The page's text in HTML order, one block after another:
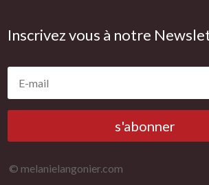
Inscrivez vous à notre
s'abonner
© melanielangonier.com